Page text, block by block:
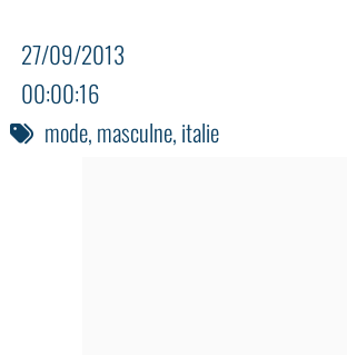
27/09/2013
00:00:16
mode,masculne,italie